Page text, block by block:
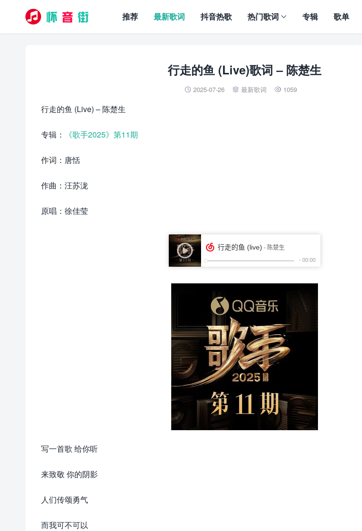
推荐 最新歌词 抖音热歌 热门歌词 专辑 歌单
行走的鱼 (Live)歌词 – 陈楚生
 2025-07-26  最新歌词  1059
行走的鱼 (Live) – 陈楚生
专辑： 《歌手2025》第11期
作词：唐恬
作曲：汪苏泷
原唱：徐佳莹
写一首歌 给你听
来致敬 你的阴影
人们传颂勇气
而我可不可以